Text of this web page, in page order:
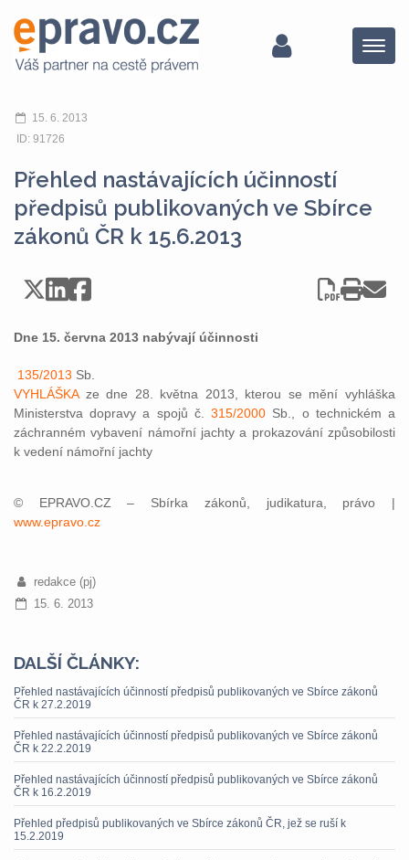
Menu
15. 6. 2013
ID: 91726
Přehled nastávajících účinností
předpisů publikovaných ve Sbírce
zákonů ČR k 15.6.2013
Dne 15. června 2013 nabývají účinnosti
135/2013 Sb.
VYHLÁŠKAze dne 28. května 2013, kterou se mění vyhláška
Ministerstva dopravy a spojů č.315/2000 Sb., o technickém a
záchranném vybavení námořní jachty a prokazování způsobilosti
k vedení námořní jachty
© EPRAVO.CZ – Sbírka zákonů, judikatura, právo |
www.epravo.cz
redakce (pj)
15. 6. 2013
DALŠÍ ČLÁNKY:
Přehled nastávajících účinností předpisů publikovaných ve Sbírce zákonů
ČR k 27.2.2019
Přehled nastávajících účinností předpisů publikovaných ve Sbírce zákonů
ČR k 22.2.2019
Přehled nastávajících účinností předpisů publikovaných ve Sbírce zákonů
ČR k 16.2.2019
Přehled předpisů publikovaných ve Sbírce zákonů ČR, jež se ruší k
15.2.2019